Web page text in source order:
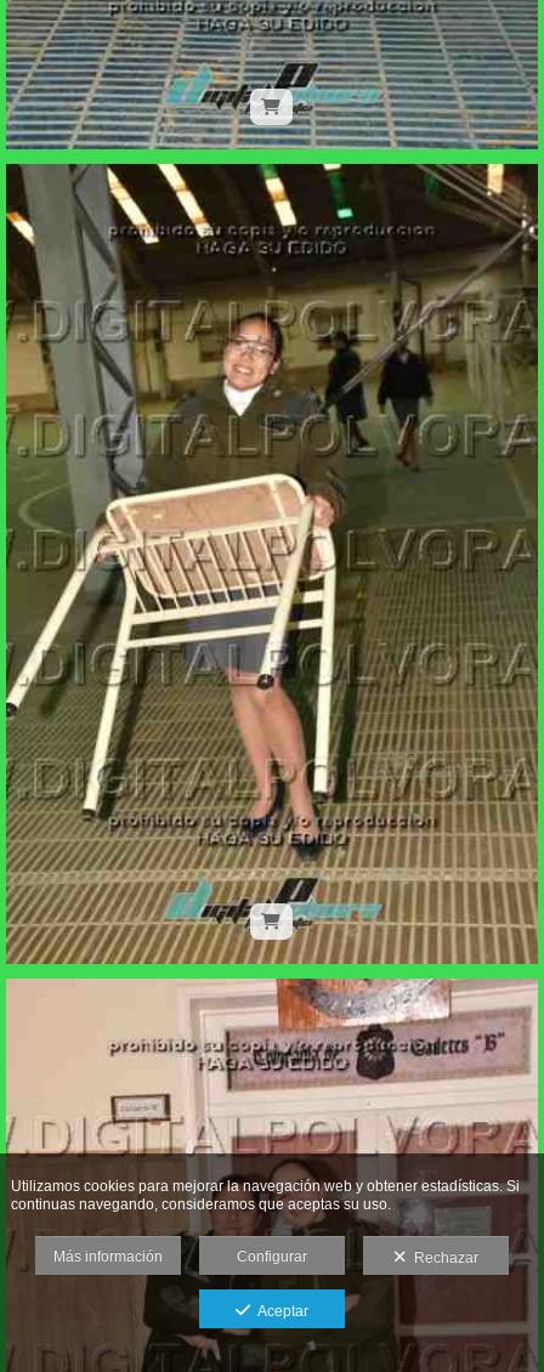
Utilizamos cookies para mejorar la navegación web y obtener estadísticas. Si
continuas navegando, consideramos que aceptas su uso.
Más información Configurar Rechazar
Aceptar